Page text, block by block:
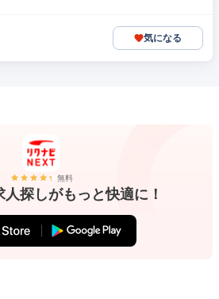
気になる
無料
探しがもっと快適に！